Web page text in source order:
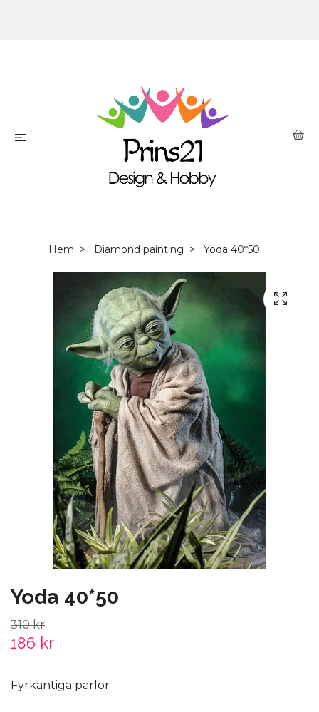
Hem Diamond painting Yoda 40*50
Yoda 40*50
310 kr
186 kr
Fyrkantiga pärlor